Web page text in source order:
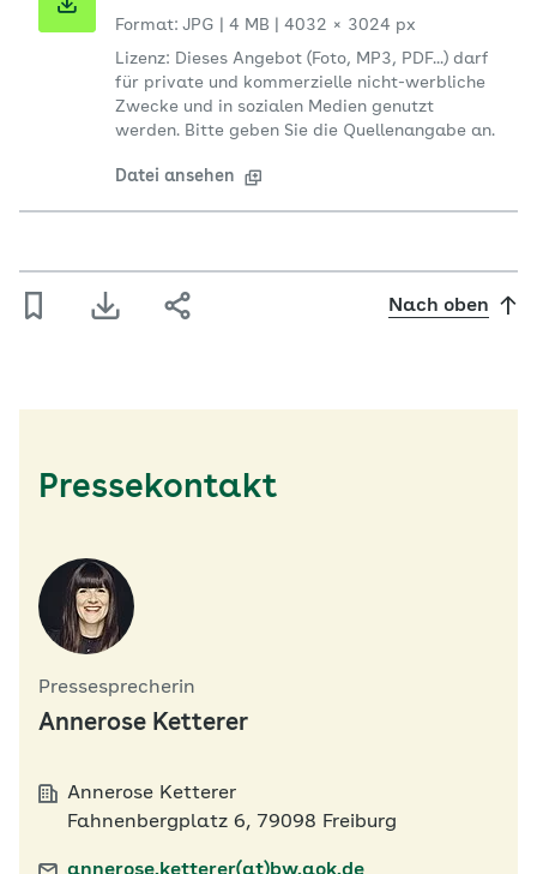
Format: JPG 4 MB
4032 × 3024 px
Lizenz: Dieses Angebot (Foto, MP3, PDF...) darf
für private und kommerzielle nicht-werbliche
Zwecke und in sozialen Medien genutzt
werden. Bitte geben Sie die Quellenangabe an.
Datei ansehen
Nach oben
Pressekontakt
Pressesprecherin
Annerose Ketterer
Annerose Ketterer
Fahnenbergplatz 6, 79098 Freiburg